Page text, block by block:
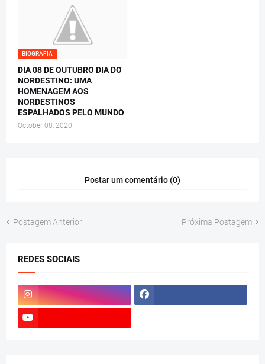
BIOGRAFIA
DIA 08 DE OUTUBRO DIA DO
NORDESTINO: UMA
HOMENAGEM AOS
NORDESTINOS
ESPALHADOS PELO MUNDO
October 08, 2020
Postar um comentário (0)
Postagem Anterior Próxima Postagem
REDES SOCIAIS